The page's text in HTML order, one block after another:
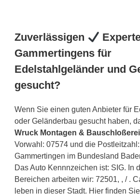
Zuverlässigen
Gammertingens für
Edelstahlgeländer und
gesucht?
Wenn Sie einen guten Anbieter für
oder Geländerbau gesucht haben,
Wruck Montagen & Bauschloßerei
Vorwahl: 07574 und die
Gammertingen im Bundesland
Das Auto Kennnzeichen ist: SIG. In
Bereichen arbeiten wir: 72501, , / .
leben in dieser Stadt. Hier finden